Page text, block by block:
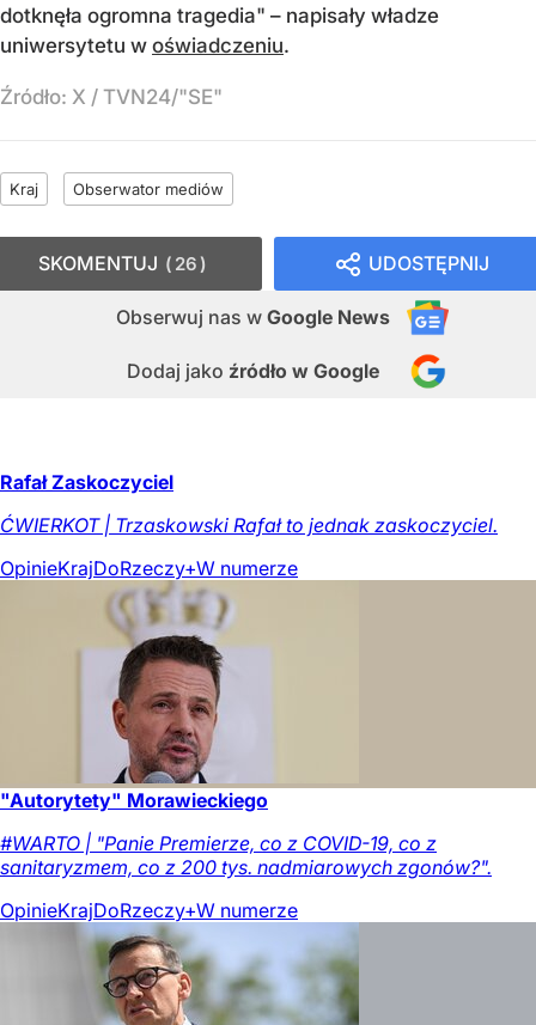
dotknęła ogromna tragedia" – napisały władze
uniwersytetu w oświadczeniu.
Źródło: X / TVN24/"SE"
Kraj Obserwator mediów
UDOSTĘPNIJ
Obserwuj nas w Google News
Dodaj jako źródło w Google
SKOMENTUJ 26
Rafał Zaskoczyciel
ĆWIERKOT | Trzaskowski Rafał to jednak zaskoczyciel.
OpinieKrajDoRzeczy+W numerze
"Autorytety" Morawieckiego
#WARTO | "Panie Premierze, co z COVID-19, co z
sanitaryzmem, co z 200 tys. nadmiarowych zgonów?".
OpinieKrajDoRzeczy+W numerze